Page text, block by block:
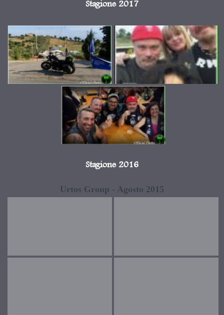
Stagione 2017
Stagione 2016
Urtos Group - Agosto 2015